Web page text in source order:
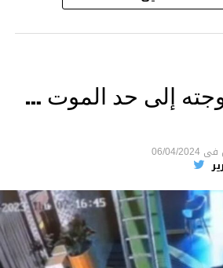
إلى حد الموت …
فى 06/04/2024